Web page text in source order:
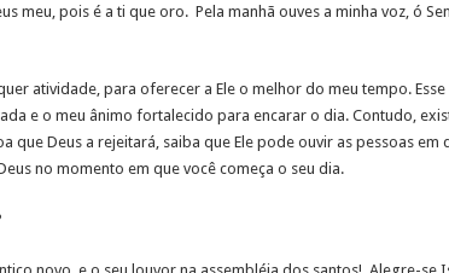
meu, pois é a ti que oro. Pela manhã ouves a minha voz, ó
atividade, para oferecer a Ele o melhor do meu tempo.
e o meu ânimo fortalecido para encarar o dia. Contudo,
que Deus a rejeitará, saiba que Ele pode ouvir as pessoas
no momento em que você começa o seu dia.